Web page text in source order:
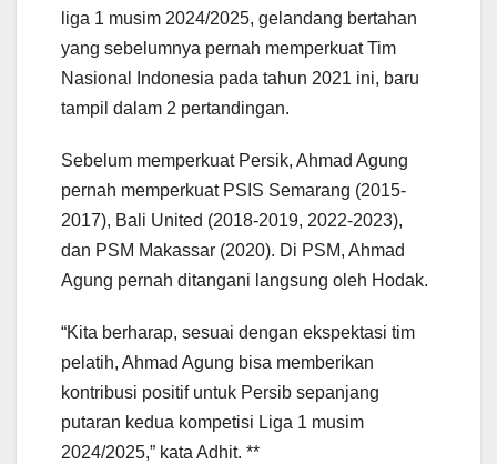
liga 1 musim 2024/2025, gelandang bertahan
yang sebelumnya pernah memperkuat Tim
Nasional Indonesia pada tahun 2021 ini, baru
tampil dalam 2 pertandingan.
Sebelum memperkuat Persik, Ahmad Agung
pernah memperkuat PSIS Semarang (2015-
2017), Bali United (2018-2019, 2022-2023),
dan PSM Makassar (2020). Di PSM, Ahmad
Agung pernah ditangani langsung oleh Hodak.
“Kita berharap, sesuai dengan ekspektasi tim
pelatih, Ahmad Agung bisa memberikan
kontribusi positif untuk Persib sepanjang
putaran kedua kompetisi Liga 1 musim
2024/2025,” kata Adhit. **